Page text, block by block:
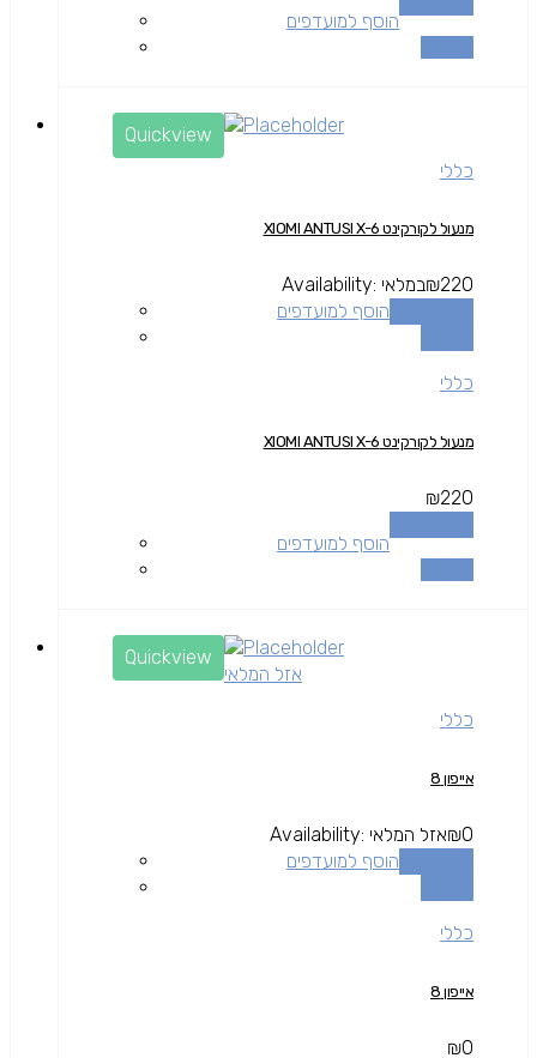
הוסף למועדפים
Quickview
כללי
מנעול לקורקינט XIOMI ANTUSI X-6
₪220
Availability: במלאי
הוסף למועדפים
כללי
מנעול לקורקינט XIOMI ANTUSI X-6
₪220
הוסף למועדפים
Quickview
אזל המלאי
כללי
אייפון 8
₪0
Availability: אזל המלאי
הוסף למועדפים
כללי
אייפון 8
₪0